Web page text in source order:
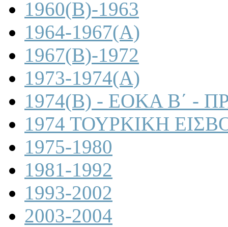
1960(B)-1963
1964-1967(A)
1967(B)-1972
1973-1974(A)
1974(B) - ΕΟΚΑ Β΄ -
1974 ΤΟΥΡΚΙΚΗ
1975-1980
1981-1992
1993-2002
2003-2004